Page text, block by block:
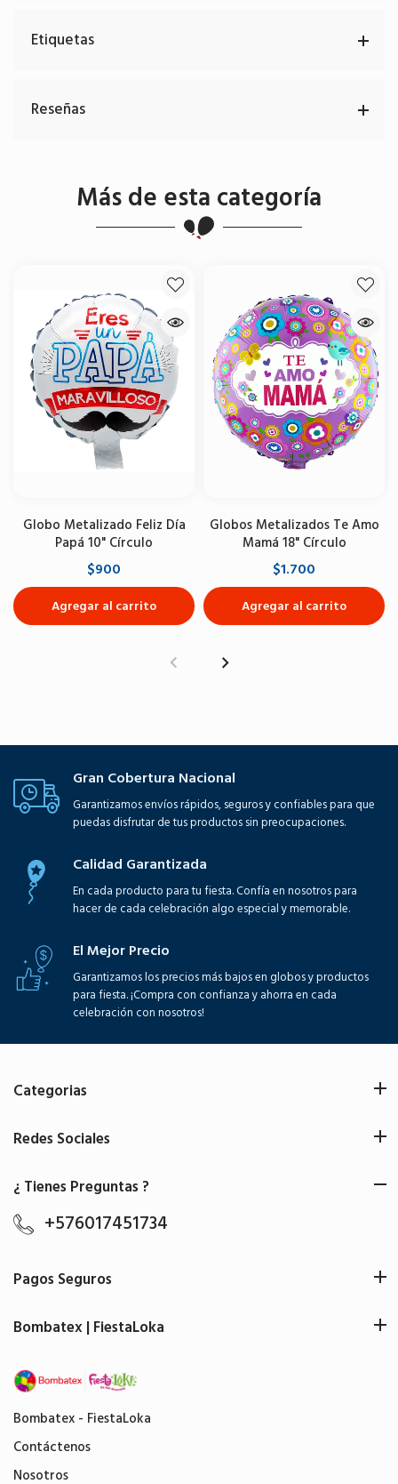
Etiquetas
Reseñas
Más de esta categoría
Globo Metalizado Feliz Día
Papá 10" Círculo
$900
Agregar al carrito
Globos Metalizados Te Amo
Mamá 18" Círculo
$1.700
Agregar al carrito
Gran Cobertura Nacional
Garantizamos envíos rápidos, seguros y confiables para que
puedas disfrutar de tus productos sin preocupaciones.
Calidad Garantizada
En cada producto para tu fiesta. Confía en nosotros para
hacer de cada celebración algo especial y memorable.
El Mejor Precio
Garantizamos los precios más bajos en globos y productos
para fiesta. ¡Compra con confianza y ahorra en cada
celebración con nosotros!
Bombatex - FiestaLoka
Contáctenos
Nosotros
Categorias
Redes Sociales
¿ Tienes Preguntas ?
+576017451734
Pagos Seguros
Bombatex | FiestaLoka